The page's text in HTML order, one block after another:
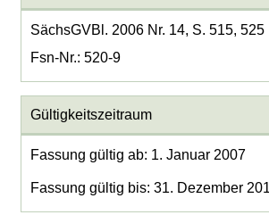
SächsGVBl. 2006 Nr. 14, S. 515, 525
Fsn-Nr.: 520-9
Gültigkeitszeitraum
Fassung gültig ab: 1. Januar 2007
Fassung gültig bis: 31. Dezember